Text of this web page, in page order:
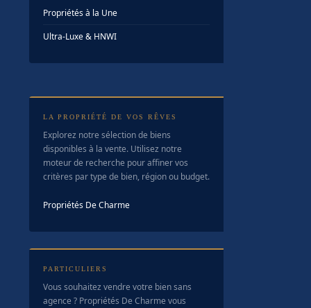
Propriétés à la Une
Ultra-Luxe & HNWI
LA PROPRIÉTÉ DE VOS RÊVES
Explorez notre sélection de biens
disponibles à la vente. Utilisez notre
moteur de recherche pour affiner vos
critères par type de bien, région ou budget.
Propriétés De Charme
PARTICULIERS
Vous souhaitez vendre votre bien sans
agence ? Propriétés De Charme vous